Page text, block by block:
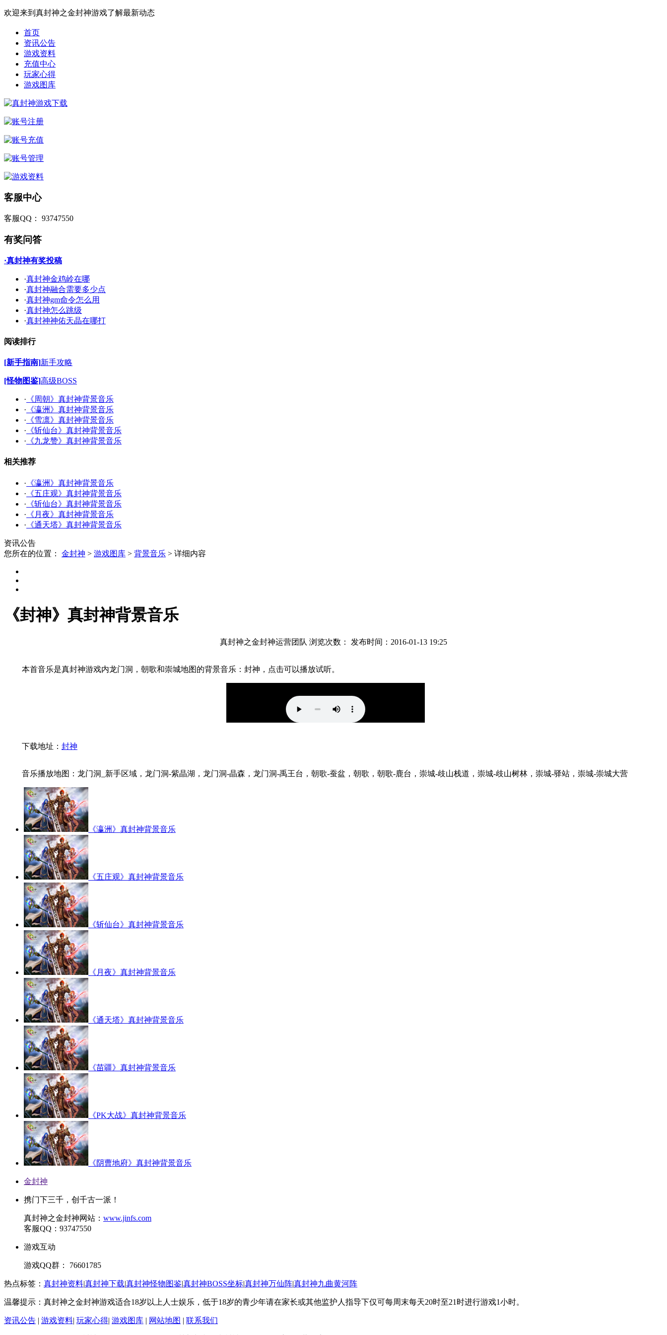
欢迎来到真封神之金封神游戏了解最新动态
首页
资讯公告
游戏资料
充值中心
玩家心得
游戏图库
客服中心
客服QQ： 93747550
有奖问答
·真封神有奖投稿
·真封神金鸡岭在哪
·真封神融合需要多少点
·真封神gm命令怎么用
·真封神怎么跳级
·真封神神佑天晶在哪打
阅读排行
[新手指南]新手攻略
[怪物图鉴]高级BOSS
· 《周朝》真封神背景音乐
· 《瀛洲》真封神背景音乐
· 《雪凛》真封神背景音乐
· 《斩仙台》真封神背景音乐
· 《九龙赞》真封神背景音乐
相关推荐
· 《瀛洲》真封神背景音乐
· 《五庄观》真封神背景音乐
· 《斩仙台》真封神背景音乐
· 《月夜》真封神背景音乐
· 《通天塔》真封神背景音乐
资讯公告
您所在的位置： 金封神 > 游戏图库 > 背景音乐 > 详细内容
《封神》真封神背景音乐
真封神之金封神运营团队 浏览次数： 发布时间：2016-01-13 19:25
本首音乐是真封神游戏内龙门洞，朝歌和崇城地图的背景音乐：封神，点击可以播放试听。
下载地址： 封神
音乐播放地图：龙门洞_新手区域，龙门洞-紫晶湖，龙门洞-晶森，龙门洞-禹王台，朝歌-蚕盆，朝歌，朝歌-鹿台，崇城-歧山栈道，崇城-歧山树林，崇城-驿站，崇城-崇城大营
《瀛洲》真封神背景音乐
《五庄观》真封神背景音乐
《斩仙台》真封神背景音乐
《月夜》真封神背景音乐
《通天塔》真封神背景音乐
《苗疆》真封神背景音乐
《PK大战》真封神背景音乐
《阴曹地府》真封神背景音乐
金封神
携门下三千，创千古一派！
真封神之金封神网站： www.jinfs.com
客服QQ：93747550
游戏互动
游戏QQ群： 76601785
热点标签： 真封神资料|真封神下载|真封神怪物图鉴|真封神BOSS坐标|真封神万仙阵|真封神九曲黄河阵
温馨提示：真封神之金封神游戏适合18岁以上人士娱乐，低于18岁的青少年请在家长或其他监护人指导下仅可每周末每天20时至21时进行游戏1小时。
资讯公告 | 游戏资料| 玩家心得| 游戏图库 | 网站地图 | 联系我们